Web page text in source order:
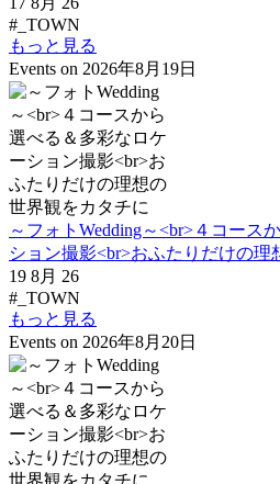
#_TOWN
もっと見る
Events on 2026年8月19日
～フォトWedding～<br>４コース
ション撮影<br>おふたりだけの理
19 8月 26
#_TOWN
もっと見る
Events on 2026年8月20日